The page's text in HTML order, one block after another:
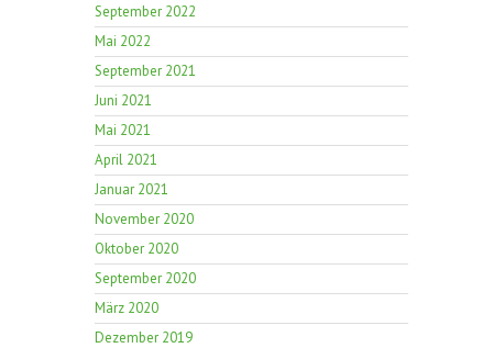
September 2022
Mai 2022
September 2021
Juni 2021
Mai 2021
April 2021
Januar 2021
November 2020
Oktober 2020
September 2020
März 2020
Dezember 2019